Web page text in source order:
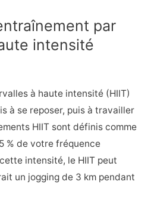
par
intensité
à haute intensité (HIIT)
à se reposer, puis à travailler
HIIT sont définis comme
% de votre fréquence
intensité, le HIIT peut
un jogging de 3 km pendant